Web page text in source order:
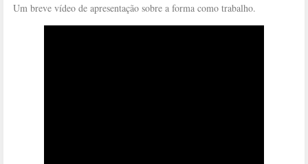
Um breve vídeo de apresentação sobre a forma como trabalho.